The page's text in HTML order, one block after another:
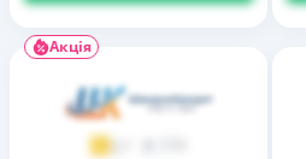
Акція
3,7